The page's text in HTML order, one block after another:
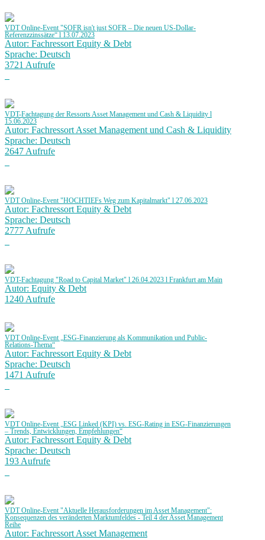
VDT Online-Event "SOFR isn't just SOFR – Die neuen US-Dollar-
Referenzzinssätze“ l 13.07.2023
Autor: Fachressort Equity & Debt
Sprache: Deutsch
3721 Aufrufe
VDT-Fachtagung der Ressorts Asset Management und Cash & Liquidity l
15.06.2023
Autor: Fachressort Asset Management und Cash & Liquidity
Sprache: Deutsch
2647 Aufrufe
VDT Online-Event "HOCHTIEFs Weg zum Kapitalmarkt" l 27.06.2023
Autor: Fachressort Equity & Debt
Sprache: Deutsch
2777 Aufrufe
VDT-Fachtagung "Road to Capital Market" l 26.04.2023 l Frankfurt am Main
Autor: Equity & Debt
1240 Aufrufe
VDT Online-Event „ESG-Finanzierung als Kommunikation und Public-
Relations-Thema“
Autor: Fachressort Equity & Debt
Sprache: Deutsch
1471 Aufrufe
VDT Online-Event „ESG Linked (KPI) vs. ESG-Rating in ESG-Finanzierungen
– Trends, Entwicklungen, Empfehlungen“
Autor: Fachressort Equity & Debt
Sprache: Deutsch
193 Aufrufe
VDT Online-Event "Aktuelle Herausforderungen im Asset Management":
Konsequenzen des veränderten Marktumfeldes - Teil 4 der Asset Management
Reihe
Autor: Fachressort Asset Management